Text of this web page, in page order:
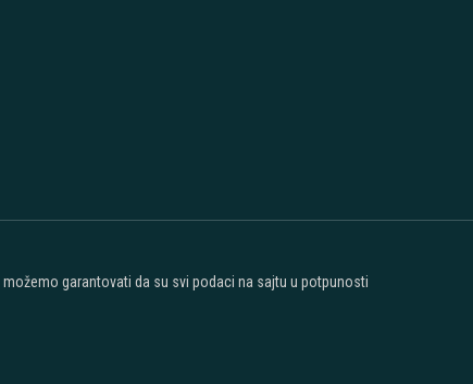
garantovati da su svi podaci na sajtu u potpunosti